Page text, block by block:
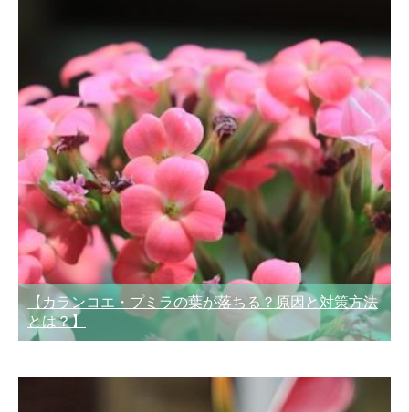
【カランコエ・プミラの葉が落ちる？原因と対策方法
とは？】